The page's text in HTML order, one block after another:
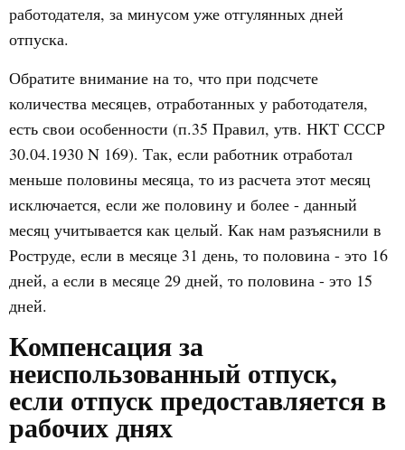
работодателя, за минусом уже отгулянных дней
отпуска.
Обратите внимание на то, что при подсчете
количества месяцев, отработанных у работодателя,
есть свои особенности (п.35 Правил, утв. НКТ СССР
30.04.1930 N 169). Так, если работник отработал
меньше половины месяца, то из расчета этот месяц
исключается, если же половину и более - данный
месяц учитывается как целый. Как нам разъяснили в
Роструде, если в месяце 31 день, то половина - это 16
дней, а если в месяце 29 дней, то половина - это 15
дней.
Компенсация за
неиспользованный отпуск,
если отпуск предоставляется в
рабочих днях